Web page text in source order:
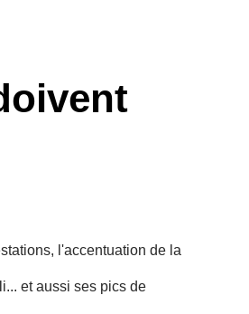
l'accentuation de la
et aussi ses pics de